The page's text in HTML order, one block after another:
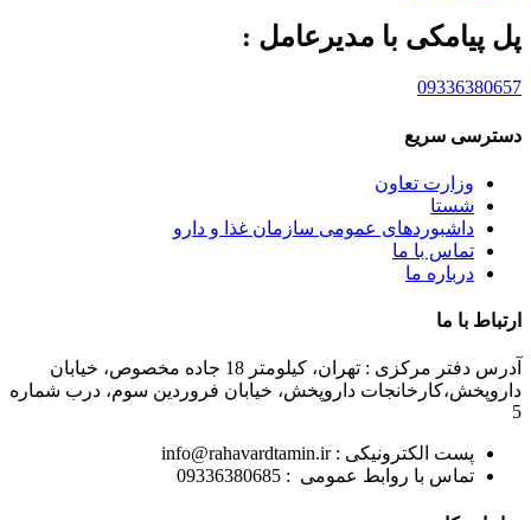
پل پیامکی با مدیرعامل :
09336380657
دسترسی سریع
وزارت تعاون
شستا
داشبوردهای عمومی سازمان غذا و دارو
تماس با ما
درباره ما
ارتباط با ما
آدرس دفتر مرکزی : تهران، کیلومتر 18 جاده مخصوص، خیابان
داروپخش،کارخانجات داروپخش، خیابان فروردین سوم، درب شماره
5
پست الکترونیکی : info@rahavardtamin.ir
تماس با روابط عمومی : 09336380685